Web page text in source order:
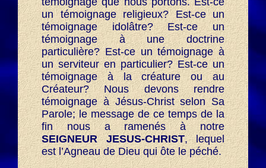
un témoignage religieux? Est-ce un
témoignage idolâtre? Est-ce un
témoignage à une doctrine
particulière? Est-ce un témoignage à
un serviteur en particulier? Est-ce un
témoignage à la créature ou au
Créateur? Nous devons rendre
témoignage à Jésus-Christ selon Sa
Parole; le message de ce temps de la
fin nous a ramenés à notre
SEIGNEUR JESUS-CHRIST, lequel
est l’Agneau de Dieu qui ôte le péché.